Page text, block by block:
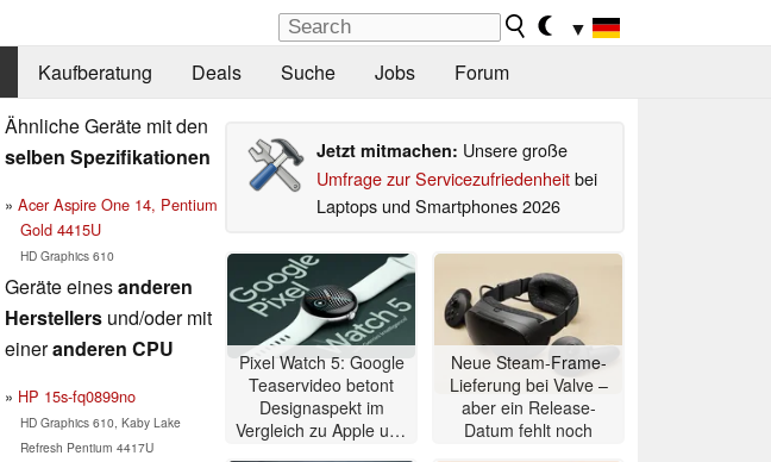
▼
Kaufberatung Deals Suche Jobs Forum
Ähnliche Geräte mit den
selben Spezifikationen
Acer Aspire One 14, Pentium
Gold 4415U
HD Graphics 610
Geräte einesanderen
Herstellers und/oder mit
eineranderen CPU
HP 15s-fq0899no
HD Graphics 610, Kaby Lake
Refresh Pentium 4417U
Jetzt mitmachen: Unsere große
Umfrage zur Servicezufriedenheitbei
Laptops und Smartphones 2026
Pixel Watch 5: Google
Teaservideo betont
Designaspekt im
Vergleich zu Apple und
Neue Steam-Frame-
Lieferung bei Valve –
aber ein Release-
Datum fehlt noch